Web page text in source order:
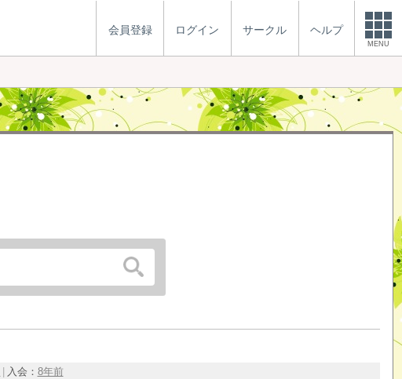
会員登録 ログイン サークル ヘルプ
MENU
入会： 8年前